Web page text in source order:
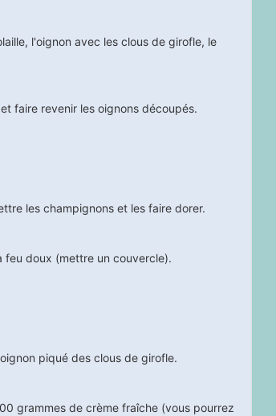
l'oignon avec les clous de girofle, le
faire revenir les oignons découpés.
les champignons et les faire dorer.
feu doux (mettre un couvercle).
piqué des clous de girofle.
grammes de crème fraîche (vous pourrez